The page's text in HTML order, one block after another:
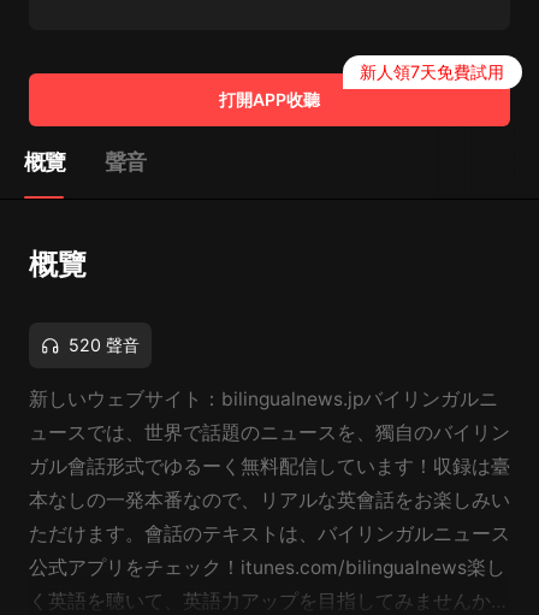
打開APP收聽
新人領7天免費試用
概覽 聲音
概覽
520 聲音
新しいウェブサイト：bilingualnews.jpバイリンガルニ
ュースでは、世界で話題のニュースを、獨自のバイリン
ガル會話形式でゆるーく無料配信しています！収録は臺
本なしの一発本番なので、リアルな英會話をお楽しみい
ただけます。會話のテキストは、バイリンガルニュース
公式アプリをチェック！itunes.com/bilingualnews楽し
く英語を聴いて、英語力アップを目指してみませんか？